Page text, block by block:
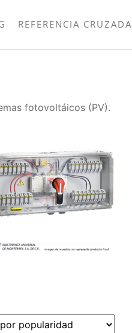
REFERENCIA CRUZADA
fotovoltáicos (PV).